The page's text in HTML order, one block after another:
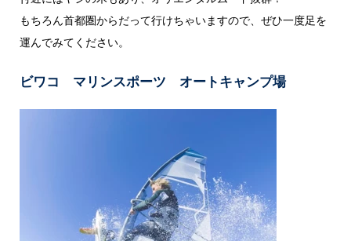
もちろん首都圏からだって行けちゃいますので、ぜひ一度足を
運んでみてください。
ビワコ マリンスポーツ オートキャンプ場